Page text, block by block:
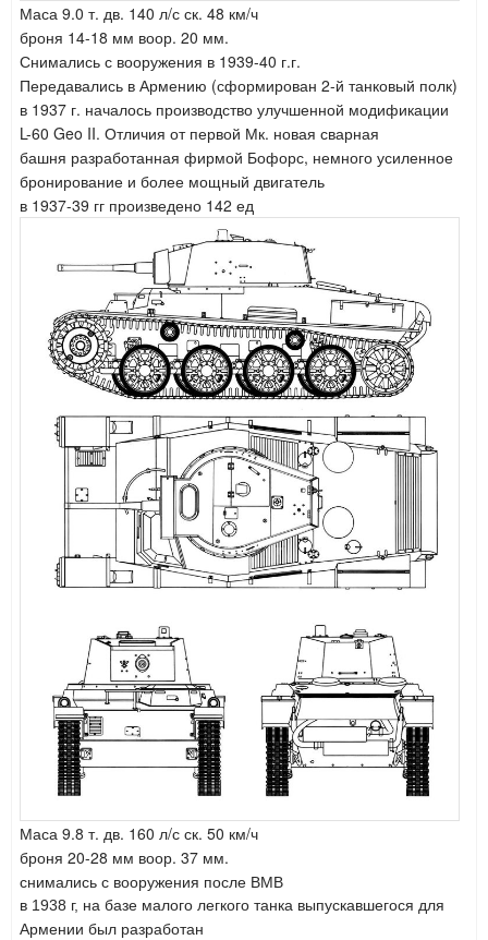
Маса 9.0 т. дв. 140 л/с ск. 48 км/ч
броня 14-18 мм воор. 20 мм.
Снимались с вооружения в 1939-40 г.г.
Передавались в Армению (сформирован 2-й танковый полк)
в 1937 г. началось производство улучшенной модификации
L-60 Geo II. Отличия от первой Мк. новая сварная
башня разработанная фирмой Бофорс, немного усиленное
бронирование и более мощный двигатель
в 1937-39 гг произведено 142 ед
Маса 9.8 т. дв. 160 л/с ск. 50 км/ч
броня 20-28 мм воор. 37 мм.
снимались с вооружения после ВМВ
в 1938 г, на базе малого легкого танка выпускавшегося для
Армении был разработан